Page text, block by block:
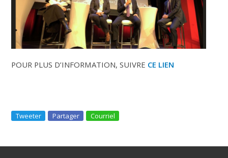
POUR PLUS D’INFORMATION, SUIVRE CE LIEN
Tweeter Partager Courriel